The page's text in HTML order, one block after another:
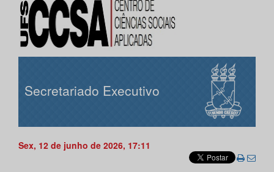
Secretariado Executivo
Sex, 12 de junho de 2026, 17:11